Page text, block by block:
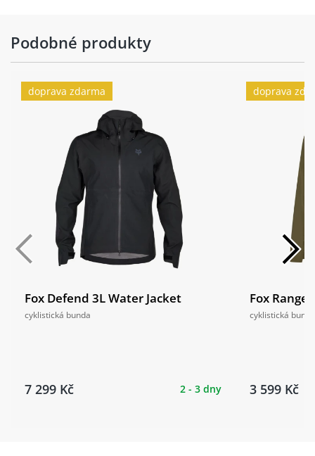
Podobné produkty
doprava zdarma
Fox Defend 3L Water Jacket
cyklistická bunda
7 299 Kč 2 - 3 dny
doprava
Fox
cyklistická bunda
3 599 Kč